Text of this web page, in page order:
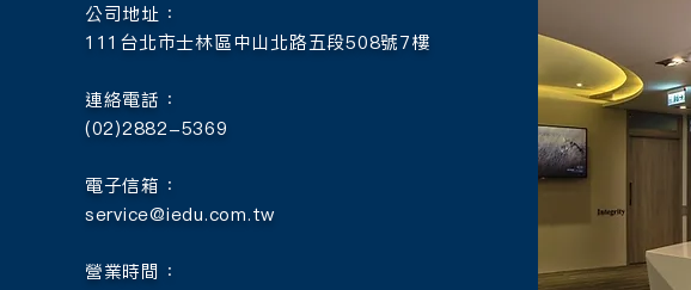
公司地址：
111台北市士林區中山北路五段508號7樓
連絡電話：
(02)2882-5369
電子信箱：
service@iedu.com.tw
營業時間：